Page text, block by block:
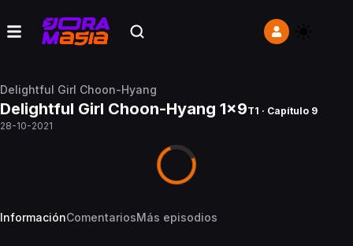
Delightful Girl Choon-Hyang
Delightful Girl Choon-Hyang 1x9T1 · Capítulo 9
28-10-2021
InformaciónComentariosMás episodios